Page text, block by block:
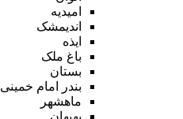
امیدیه
اندیمشک
ایذه
باغ ملک
بستان
بندر امام خمینی
ماهشهر
بهبهان